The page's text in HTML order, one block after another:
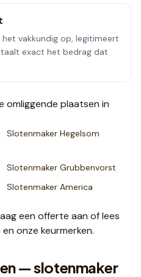
vakkundig op, legitimeert
exact het bedrag dat
omliggende plaatsen in
Slotenmaker Hegelsom
Slotenmaker Grubbenvorst
Slotenmaker America
een offerte aan of lees
en onze keurmerken.
— slotenmaker